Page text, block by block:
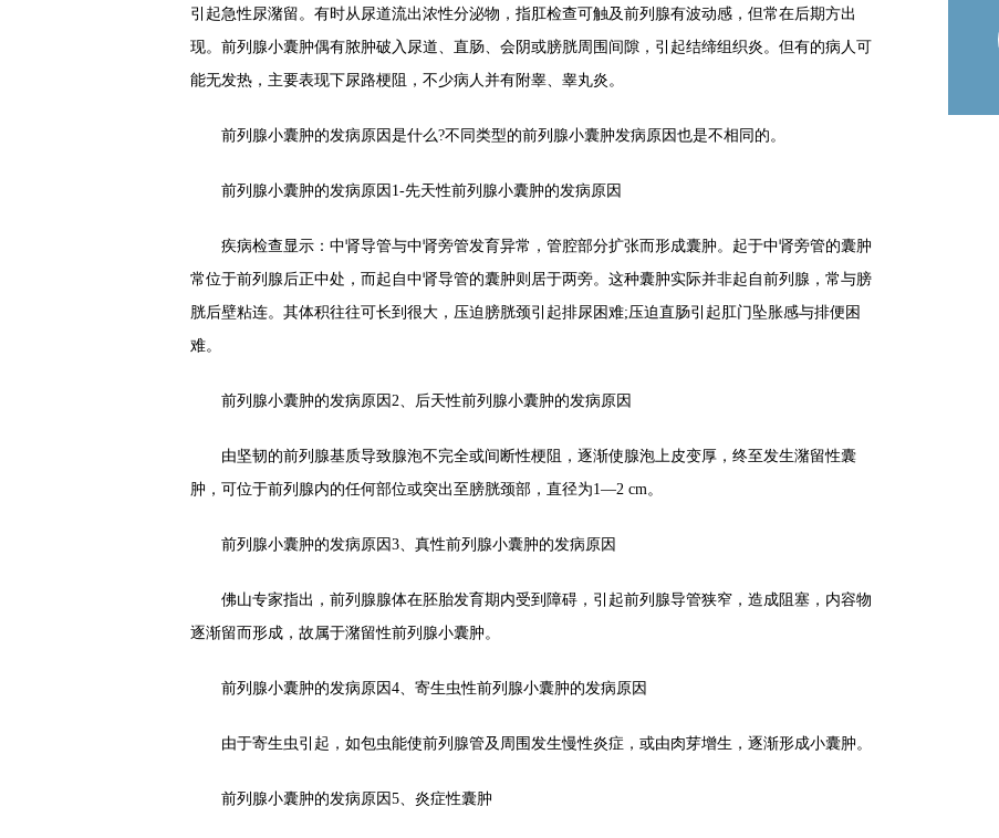
引起急性尿潴留。有时从尿道流出浓性分泌物，指肛检查可触及前列腺有波动感，但常在后期方出
现。前列腺小囊肿偶有脓肿破入尿道、直肠、会阴或膀胱周围间隙，引起结缔组织炎。但有的病人可
能无发热，主要表现下尿路梗阻，不少病人并有附睾、睾丸炎。
前列腺小囊肿的发病原因是什么?不同类型的前列腺小囊肿发病原因也是不相同的。
前列腺小囊肿的发病原因1-先天性前列腺小囊肿的发病原因
疾病检查显示：中肾导管与中肾旁管发育异常，管腔部分扩张而形成囊肿。起于中肾旁管的囊肿
常位于前列腺后正中处，而起自中肾导管的囊肿则居于两旁。这种囊肿实际并非起自前列腺，常与膀
胱后壁粘连。其体积往往可长到很大，压迫膀胱颈引起排尿困难;压迫直肠引起肛门坠胀感与排便困
难。
前列腺小囊肿的发病原因2、后天性前列腺小囊肿的发病原因
由坚韧的前列腺基质导致腺泡不完全或间断性梗阻，逐渐使腺泡上皮变厚，终至发生潴留性囊
肿，可位于前列腺内的任何部位或突出至膀胱颈部，直径为1—2 cm。
前列腺小囊肿的发病原因3、真性前列腺小囊肿的发病原因
佛山专家指出，前列腺腺体在胚胎发育期内受到障碍，引起前列腺导管狭窄，造成阻塞，内容物
逐渐留而形成，故属于潴留性前列腺小囊肿。
前列腺小囊肿的发病原因4、寄生虫性前列腺小囊肿的发病原因
由于寄生虫引起，如包虫能使前列腺管及周围发生慢性炎症，或由肉芽增生，逐渐形成小囊肿。
前列腺小囊肿的发病原因5、炎症性囊肿